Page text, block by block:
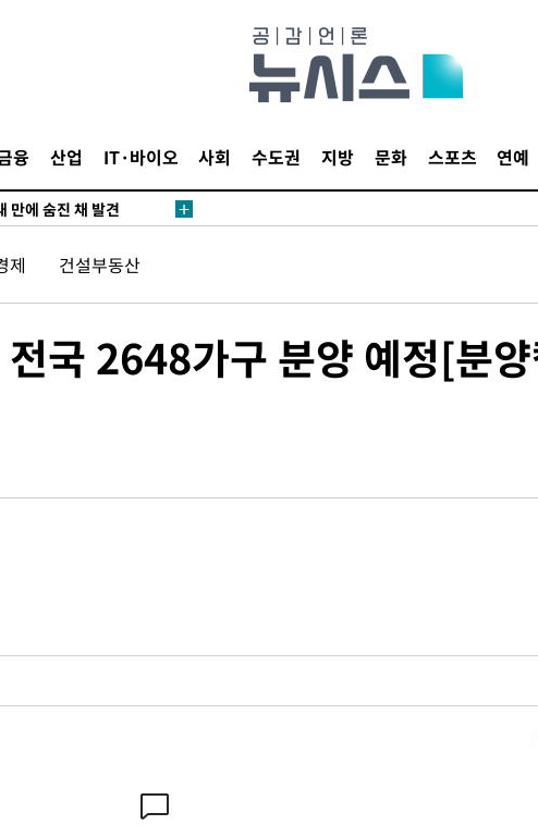
융 산업 IT·바이오 사회 수도권 지방 문화 스포츠 연예
1.3%↑
명 돌파
감정가 1.3억원
본과 한일전
더위, 열대야 계속[다음
쇄신의 기회로 삼겠다"
㎜ 비
정가 1.3억원
본과 한일전
망·1명 실종
더위, 열대야 계속[다음
신의 기회로 삼겠다"
제 건설부동산
국 2648가구 분양 예정[분